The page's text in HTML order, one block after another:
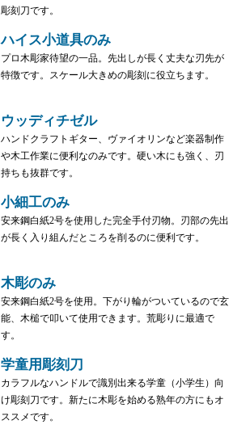
彫刻刀です。
ハイス小道具のみ
プロ木彫家待望の一品。先出しが長く丈夫な刃先が
特徴です。スケール大きめの彫刻に役立ちます。
ウッディチゼル
ハンドクラフトギター、ヴァイオリンなど楽器制作
や木工作業に便利なのみです。硬い木にも強く、刃
持ちも抜群です。
小細工のみ
安来鋼白紙2号を使用した完全手付刃物。刃部の先出
が長く入り組んだところを削るのに便利です。
木彫のみ
安来鋼白紙2号を使用。下がり輪がついているので玄
能、木槌で叩いて使用できます。荒彫りに最適で
す。
学童用彫刻刀
カラフルなハンドルで識別出来る学童（小学生）向
け彫刻刀です。新たに木彫を始める熟年の方にもオ
ススメです。